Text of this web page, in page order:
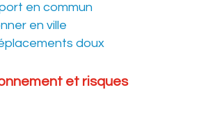
en commun
en ville
doux
et risques